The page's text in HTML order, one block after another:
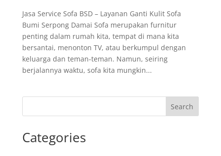
Jasa Service Sofa BSD – Layanan Ganti Kulit Sofa
Bumi Serpong Damai Sofa merupakan furnitur
penting dalam rumah kita, tempat di mana kita
bersantai, menonton TV, atau berkumpul dengan
keluarga dan teman-teman. Namun, seiring
berjalannya waktu, sofa kita mungkin...
Search
Categories